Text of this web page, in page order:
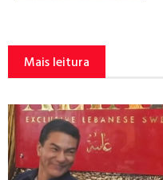
Mais leitura